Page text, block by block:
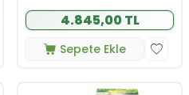
4.845,00 TL
Sepete Ekle